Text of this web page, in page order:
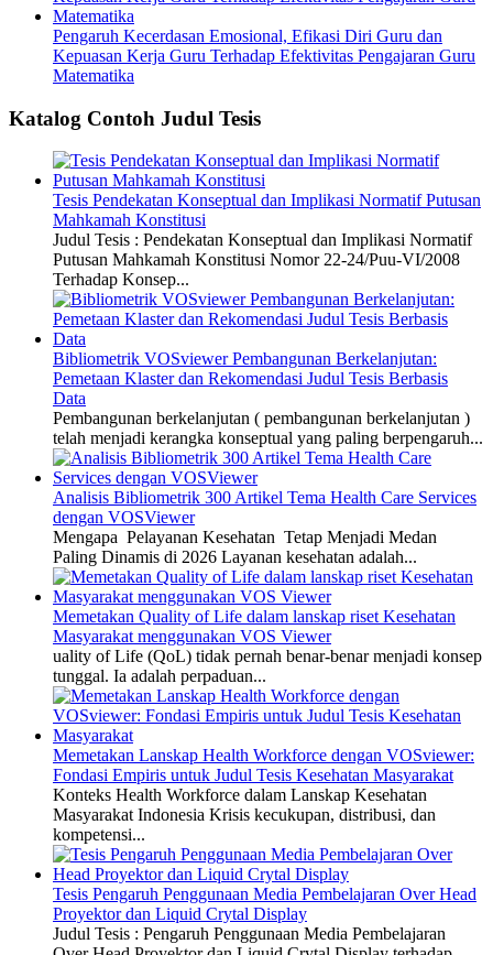
Pengaruh Kecerdasan Emosional, Efikasi Diri Guru dan
Kepuasan Kerja Guru Terhadap Efektivitas Pengajaran Guru
Matematika
Katalog Contoh Judul Tesis
Tesis Pendekatan Konseptual dan Implikasi Normatif Putusan
Mahkamah Konstitusi
Judul Tesis : Pendekatan Konseptual dan Implikasi Normatif
Putusan Mahkamah Konstitusi Nomor 22-24/Puu-VI/2008
Terhadap Konsep...
Bibliometrik VOSviewer Pembangunan Berkelanjutan:
Pemetaan Klaster dan Rekomendasi Judul Tesis Berbasis
Data
Pembangunan berkelanjutan ( pembangunan berkelanjutan )
telah menjadi kerangka konseptual yang paling berpengaruh...
Analisis Bibliometrik 300 Artikel Tema Health Care Services
dengan VOSViewer
Mengapa Pelayanan Kesehatan Tetap Menjadi Medan
Paling Dinamis di 2026 Layanan kesehatan adalah...
Memetakan Quality of Life dalam lanskap riset Kesehatan
Masyarakat menggunakan VOS Viewer
uality of Life (QoL) tidak pernah benar-benar menjadi konsep
tunggal. Ia adalah perpaduan...
Memetakan Lanskap Health Workforce dengan VOSviewer:
Fondasi Empiris untuk Judul Tesis Kesehatan Masyarakat
Konteks Health Workforce dalam Lanskap Kesehatan
Masyarakat Indonesia Krisis kecukupan, distribusi, dan
kompetensi...
Tesis Pengaruh Penggunaan Media Pembelajaran Over Head
Proyektor dan Liquid Crytal Display
Judul Tesis : Pengaruh Penggunaan Media Pembelajaran